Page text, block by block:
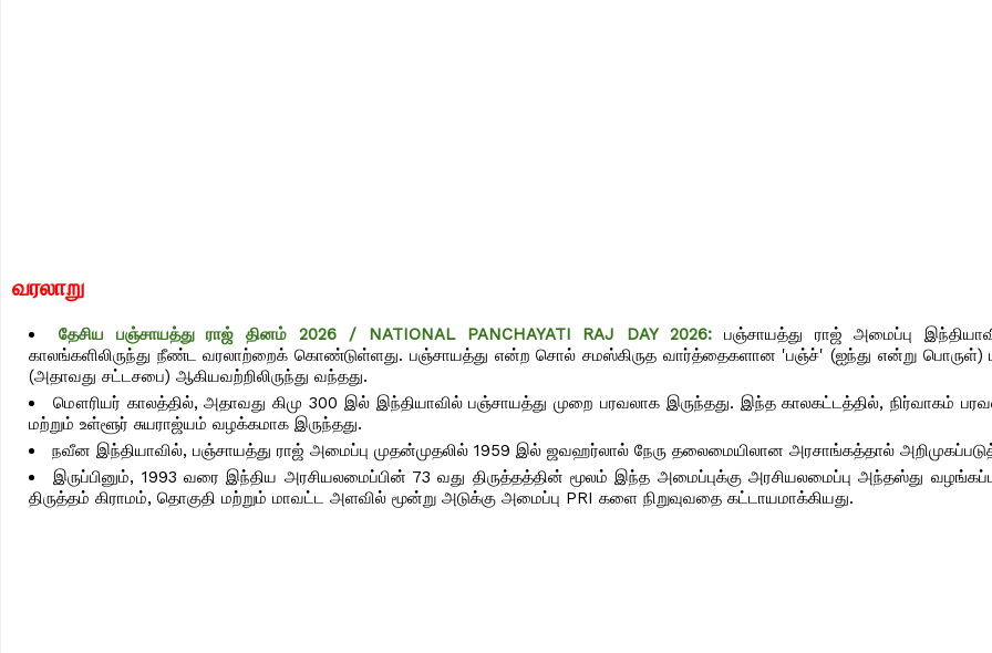
வரலாறு
தேசிய பஞ்சாயத்து ராஜ் தினம் 2026 / NATIONAL PANCHAYATI RAJ DAY 2026: பஞ்சாயத்து ராஜ் அமைப்பு
காலங்களிலிருந்து நீண்ட வரலாற்றைக் கொண்டுள்ளது. பஞ்சாயத்து என்ற சொல் சமஸ்கிருத வார்த்தைகளான 'பஞ்ச்' (ஐந்து என்று பொருள்)
(அதாவது சட்டசபை) ஆகியவற்றிலிருந்து வந்தது.
மௌரியர் காலத்தில், அதாவது கிமு 300 இல் இந்தியாவில் பஞ்சாயத்து முறை பரவலாக இருந்தது. இந்த காலகட்டத்தில், நிர்வாகம்
மற்றும் உள்ளூர் சுயராஜ்யம் வழக்கமாக இருந்தது.
நவீன இந்தியாவில், பஞ்சாயத்து ராஜ் அமைப்பு முதன்முதலில் 1959 இல் ஜவஹர்லால் நேரு தலைமையிலான அரசாங்கத்தால்
இருப்பினும், 1993 வரை இந்திய அரசியலமைப்பின் 73 வது திருத்தத்தின் மூலம் இந்த அமைப்புக்கு அரசியலமைப்பு அந்தஸ்து
திருத்தம் கிராமம், தொகுதி மற்றும் மாவட்ட அளவில் மூன்று அடுக்கு அமைப்பு PRI களை நிறுவுவதை கட்டாயமாக்கியது.